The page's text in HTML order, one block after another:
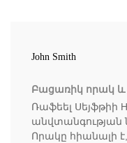
John Smith
Բացառիկ որակ և
Ռաֆեել Սեյֆթիի
անվտանգության
Որակը հիանալի